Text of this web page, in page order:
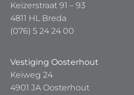
Keizerstraat 91 – 93
4811 HL Breda
(076) 5 24 24 00
Vestiging Oosterhout
Keiweg 24
4901 JA Oosterhout